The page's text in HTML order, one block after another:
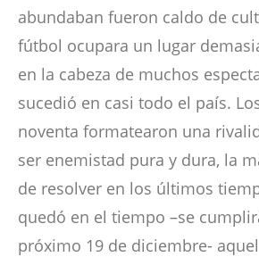
abundaban fueron caldo de
fútbol ocupara un lugar
en la cabeza de muchos
sucedió en casi todo el país.
noventa formatearon una
ser enemistad pura y dura, la
de resolver en los últimos
quedó en el tiempo –se
próximo 19 de diciembre-